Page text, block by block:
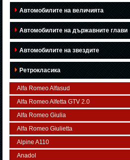
Автомобилите на величията
Автомобилите на държавните глави
Автомобилите на звездите
Ретрокласика
Alfa Romeo Alfasud
Alfa Romeo Alfetta GTV 2.0
Alfa Romeo Giulia
Alfa Romeo Giulietta
Alpine A110
Anadol